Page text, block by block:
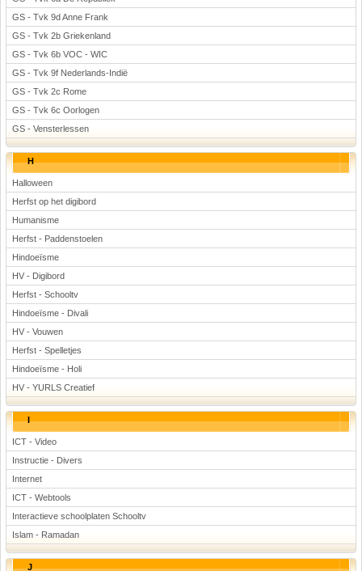
GS - Tvk 9d Anne Frank
GS - Tvk 2b Griekenland
GS - Tvk 6b VOC - WIC
GS - Tvk 9f Nederlands-Indië
GS - Tvk 2c Rome
GS - Tvk 6c Oorlogen
GS - Vensterlessen
H
Halloween
Herfst op het digibord
Humanisme
Herfst - Paddenstoelen
Hindoeïsme
HV - Digibord
Herfst - Schooltv
Hindoeïsme - Divali
HV - Vouwen
Herfst - Spelletjes
Hindoeïsme - Holi
HV - YURLS Creatief
I
ICT - Video
Instructie - Divers
Internet
ICT - Webtools
Interactieve schoolplaten Schooltv
Islam - Ramadan
J